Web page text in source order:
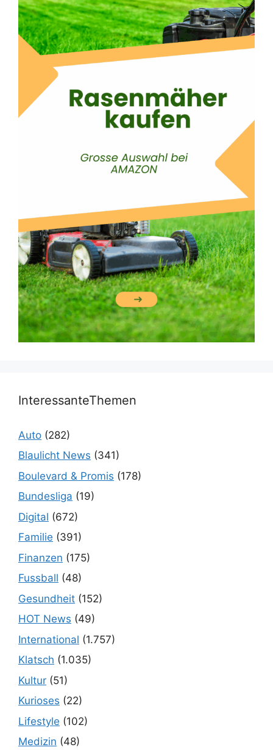
InteressanteThemen
Auto (282)
Blaulicht News (341)
Boulevard & Promis (178)
Bundesliga (19)
Digital (672)
Familie (391)
Finanzen (175)
Fussball (48)
Gesundheit (152)
HOT News (49)
International (1.757)
Klatsch (1.035)
Kultur (51)
Kurioses (22)
Lifestyle (102)
Medizin (48)